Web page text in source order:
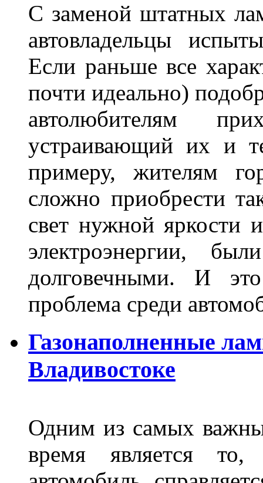
С заменой штатных
автовладельцы
Если раньше все
почти идеально)
автолюбителям
устраивающий их и
примеру, жителям
сложно приобрести
свет нужной яркости
электроэнергии,
долговечными. И
проблема среди
Газонаполненные
Владивостоке
Одним из самых
время является то,